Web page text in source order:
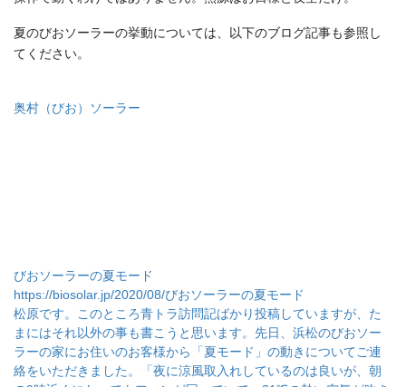
夏のびおソーラーの挙動については、以下のブログ記事も参照し
てください。
奥村（びお）ソーラー
びおソーラーの夏モード
https://biosolar.jp/2020/08/びおソーラーの夏モード
松原です。このところ青トラ訪問記ばかり投稿していますが、た
まにはそれ以外の事も書こうと思います。先日、浜松のびおソー
ラーの家にお住いのお客様から「夏モード」の動きについてご連
絡をいただきました。「夜に涼風取入れしているのは良いが、朝